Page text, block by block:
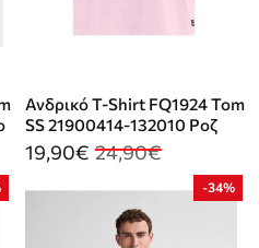
Ανδρικό T-Shirt FQ1924 Tom
SS 21900414-132010 Ροζ
19,90€ 24,90€
-34%